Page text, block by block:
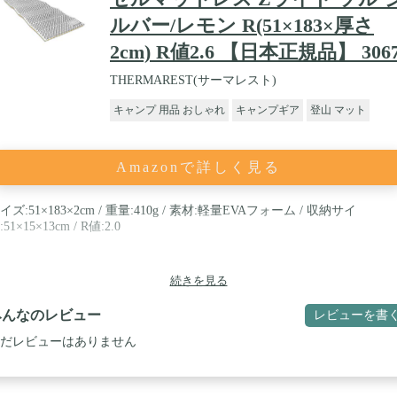
ルバー/レモン R(51×183×厚さ
2cm) R値2.6 【日本正規品】
THERMAREST(サーマレスト)
キャンプ 用品 おしゃれ キャンプギア 登山 マット
Amazonで詳しく見る
ズ:51×183×2cm / 重量:410g / 素材:軽量EVAフォーム / 収納サイ
/ R値:2.0
続きを見る
なのレビュー レビューを書
レビューはありません